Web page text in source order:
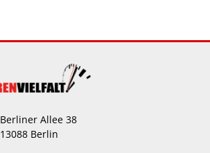
Berliner Allee 38
13088 Berlin